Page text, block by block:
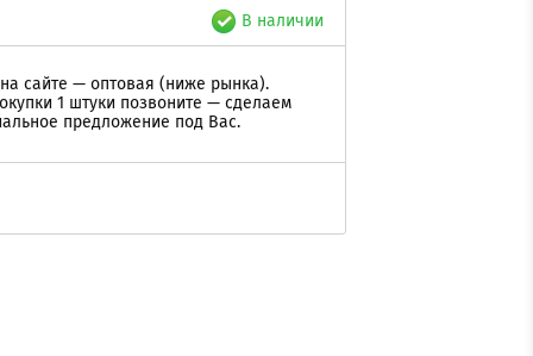
В наличии
сайте — оптовая (ниже рынка).
1 штуки позвоните — сделаем
предложение под Вас.